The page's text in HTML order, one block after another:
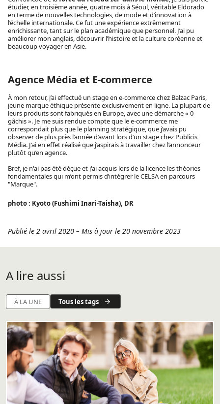
étudier, en troisième année, quatre mois à Séoul, véritable Eldorado
en terme de nouvelles technologies, de mode et d’innovation à
l’échelle internationale. Ce fut une expérience extrêmement
enrichissante, tant sur le plan académique que personnel. J’ai pu
améliorer mon anglais, découvrir l’histoire et la culture coréenne et
beaucoup voyager en Asie.
Agence Média et E-commerce
À mon retour, j’ai effectué un stage en e-commerce chez Balzac Paris,
jeune marque éthique présente exclusivement en ligne. La plupart de
leurs produits sont fabriqués en Europe, avec une démarche « 0
gâchis ». Je me suis rendue compte que le e-commerce me
correspondait plus que le planning stratégique, que j’avais pu
observer de plus près l’année d’avant lors d’un stage chez Publicis
Média. J’ai en effet réalisé que j’aspirais à travailler chez l’annonceur
plutôt qu’en agence.
Bref, je n'ai pas été déçue et j'ai acquis lors de la licence les théories
fondamentales qui m’ont permis d’intégrer le CELSA en parcours
"Marque".
photo : Kyoto (Fushimi Inari-Taisha), DR
Publié le 2 avril 2020 – Mis à jour le 20 novembre 2023
A lire aussi
À LA UNE Tous les tags